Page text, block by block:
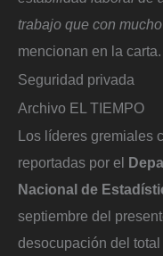
trabajo que con
mencionan en la carta.
Seguridad privada
Archivo EL TIEMPO
Los líderes gremiales
reportadas por el
Nacional de
septiembre del
desocupación del